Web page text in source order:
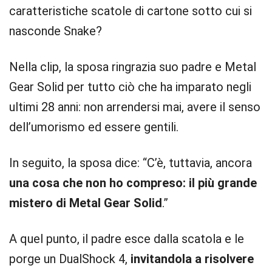
caratteristiche scatole di cartone sotto cui si
nasconde Snake?
Nella clip, la sposa ringrazia suo padre e Metal
Gear Solid per tutto ciò che ha imparato negli
ultimi 28 anni: non arrendersi mai, avere il senso
dell’umorismo ed essere gentili.
In seguito, la sposa dice: “C’è, tuttavia, ancora
una cosa che non ho compreso: il più grande
mistero di Metal Gear Solid.”
A quel punto, il padre esce dalla scatola e le
porge un DualShock 4, invitandola a risolvere